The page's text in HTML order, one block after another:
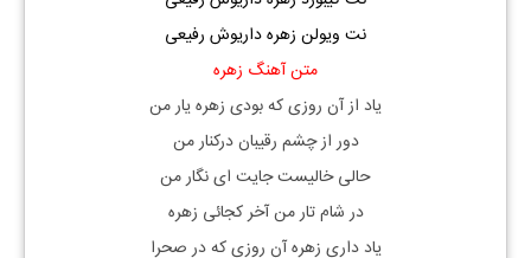
نت ویولن زهره داریوش رفیعی
متن آهنگ زهره
یاد از آن روزی که بودی زهره یار من
دور از چشم رقیبان درکنار من
حالی خالیست جایت ای نگار من
در شام تار من آخر کجائی زهره
یاد داری زهره آن روزی که در صحرا